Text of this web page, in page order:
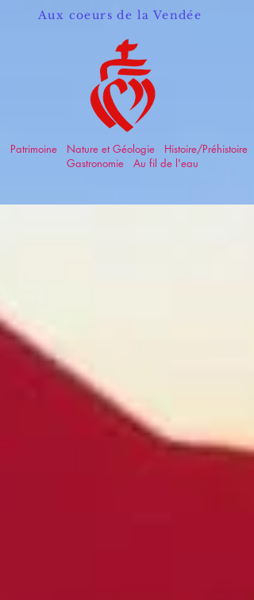
Aux coeurs de la Vendée
Patrimoine Nature et Géologie Histoire/Préhistoire
Gastronomie Au fil de l'eau